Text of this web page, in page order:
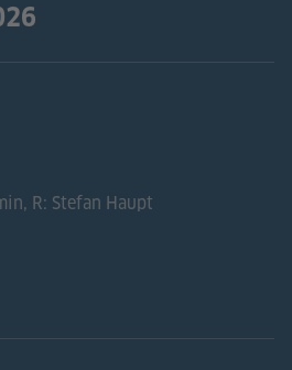
R: Stefan Haupt